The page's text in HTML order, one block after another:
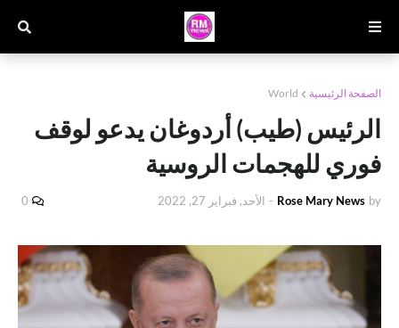
الصفحة الرئيسية World
الرئيس (طيب) أردوغان يدعو لوقف
فوري للهجمات الروسية
by
Rose Mary News
- الأحد, فبراير 27, 2022 0